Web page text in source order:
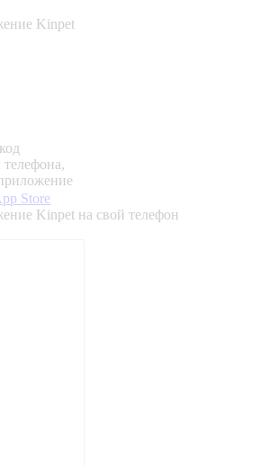
Kinpet
Store
Kinpet на свой телефон